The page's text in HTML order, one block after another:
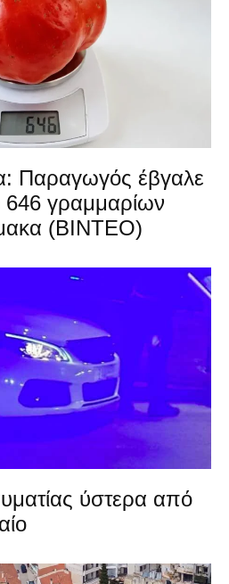
Παραγωγός έβγαλε
646 γραμμαρίων
(ΒΙΝΤΕΟ)
ύστερα από